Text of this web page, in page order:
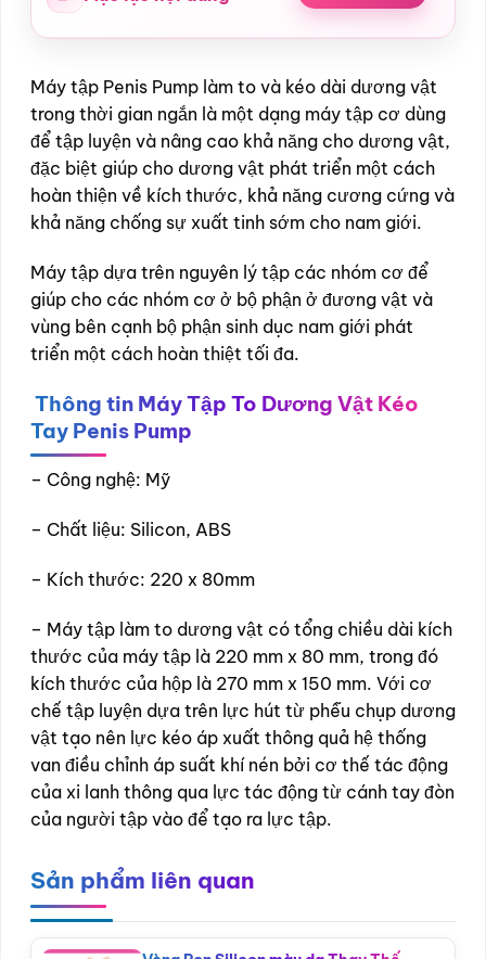
Máy tập Penis Pump làm to và kéo dài dương vật
trong thời gian ngắn là một dạng máy tập cơ dùng
để tập luyện và nâng cao khả năng cho dương vật,
đặc biệt giúp cho dương vật phát triển một cách
hoàn thiện về kích thước, khả năng cương cứng và
khả năng chống sự xuất tinh sớm cho nam giới.
Máy tập dựa trên nguyên lý tập các nhóm cơ để
giúp cho các nhóm cơ ở bộ phận ở đương vật và
vùng bên cạnh bộ phận sinh dục nam giới phát
triển một cách hoàn thiệt tối đa.
Thông tin Máy Tập To Dương Vật Kéo
Tay Penis Pump
– Công nghệ: Mỹ
– Chất liệu: Silicon, ABS
– Kích thước: 220 x 80mm
– Máy tập làm to dương vật có tổng chiều dài kích
thước của máy tập là 220 mm x 80 mm, trong đó
kích thước của hộp là 270 mm x 150 mm. Với cơ
chế tập luyện dựa trên lực hút từ phễu chụp dương
vật tạo nên lực kéo áp xuất thông quả hệ thống
van điều chỉnh áp suất khí nén bởi cơ thế tác động
của xi lanh thông qua lực tác động từ cánh tay đòn
của người tập vào để tạo ra lực tập.
Sản phẩm liên quan